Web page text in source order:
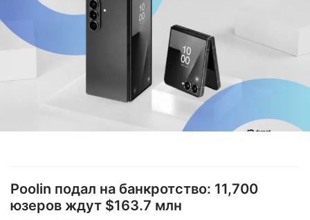
Poolin подал на банкротство: 11,700
юзеров ждут $163.7 млн